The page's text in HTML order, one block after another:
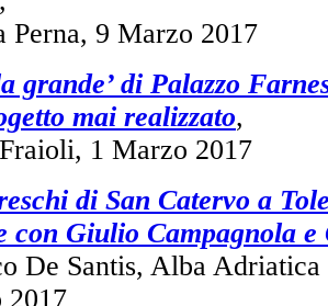
Perna, 9 Marzo 2017
grande’ di Palazzo
mai realizzato,
1 Marzo 2017
di San Catervo a
con Giulio Campagnola e
De Santis, Alba
2017